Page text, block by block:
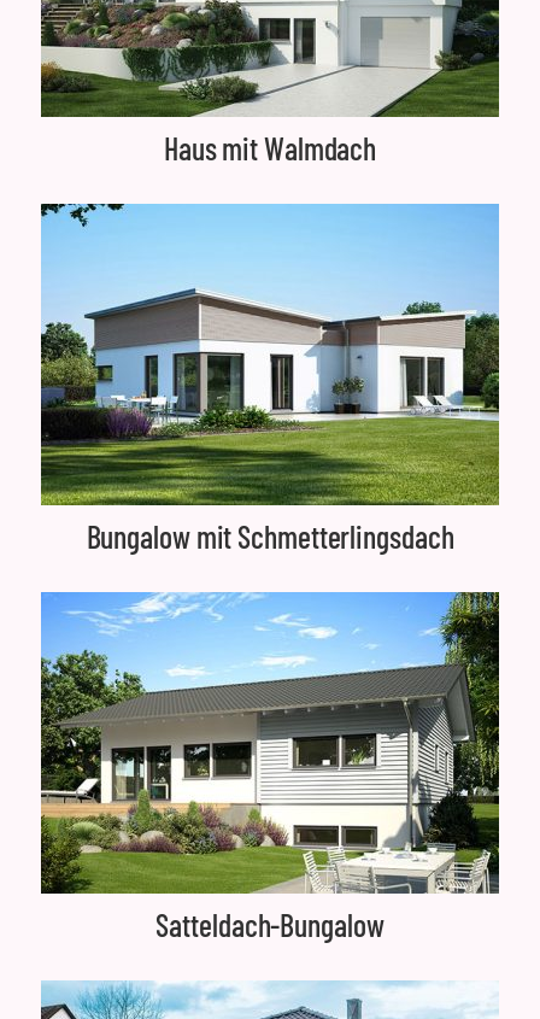
Haus mit Walmdach
Bungalow mit Schmetterlingsdach
Satteldach-Bungalow